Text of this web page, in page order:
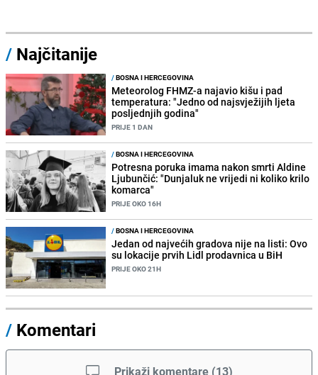
/ Najčitanije
/BOSNA I HERCEGOVINA
Meteorolog FHMZ-a najavio kišu i pad
temperatura: "Jedno od najsvježijih ljeta
posljednjih godina"
PRIJE 1 DAN
/BOSNA I HERCEGOVINA
Potresna poruka imama nakon smrti Aldine
Ljubunčić: "Dunjaluk ne vrijedi ni koliko krilo
komarca"
PRIJE OKO 16H
/BOSNA I HERCEGOVINA
Jedan od najvećih gradova nije na listi: Ovo
su lokacije prvih Lidl prodavnica u BiH
PRIJE OKO 21H
/ Komentari
Prikaži komentare (13)